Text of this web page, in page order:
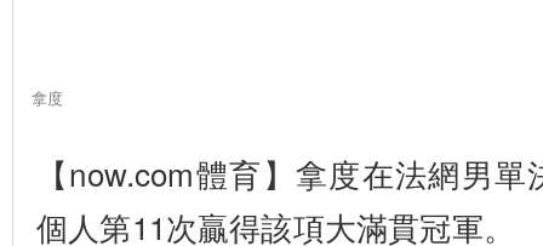
拿度
多
【now.com體育】拿度在法網男
個人第11次贏得該項大滿貫冠軍。